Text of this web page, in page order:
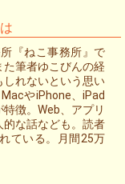
『ねこ事務所』で
筆者ゆこびんの経
れないという思い
やiPhone、iPad
徴。Web、アプリ
な話なども。読者
ている。月間25万